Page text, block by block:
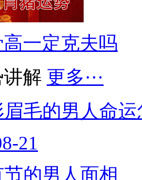
一定克夫吗
解 更多···
眉毛的男人命
21
的男人面相